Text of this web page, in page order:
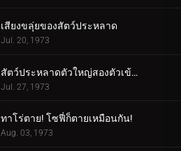
เสียงขลุ่ยของสัตว์ประหลาด
Jul. 20, 1973
สัตว์ประหลาดตัวใหญ่สองตัวเข้าใกล้ทาโร่!
Jul. 27, 1973
ทาโร่ตาย! โซฟี่ก็ตายเหมือนกัน!
Aug. 03, 1973